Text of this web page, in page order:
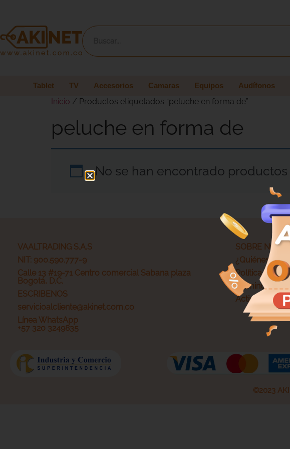
Tablet TV Accesorios Camaras Equipos Audífonos
Inicio / Productos etiquetados “peluche en forma de”
peluche en forma de
No se han encontrado
VAALTRADING S.A.S
NIT: 900.590.777-9
Calle 13 #19-71 Centro comercial Sabana plaza
Bogotá, D.C.
ESCRIBENOS
servicioalcliente@akinet.com.co
Línea WhatsApp
+57 320 3249835
SOBRE
¿Quiénes
Política de
Términos y
Actividades
©2023